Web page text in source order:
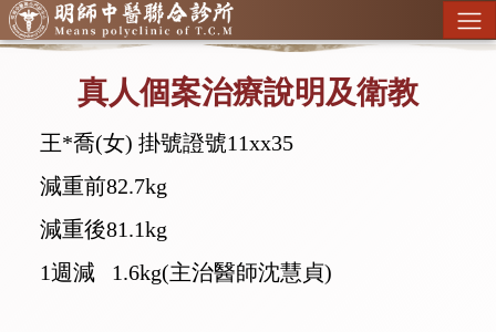
真人個案治療說明及衛教
王*喬(女) 掛號證號11xx35
減重前82.7kg
減重後81.1kg
1週減 1.6kg(主治醫師沈慧貞)